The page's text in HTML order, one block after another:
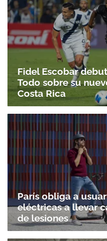
Fidel Escobar
Todo sobre su
Costa Rica
París obliga a
eléctricas a llevar
de lesiones